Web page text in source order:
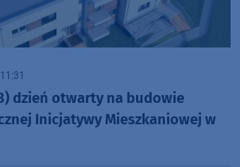
dzień otwarty na budowie
Inicjatywy Mieszkaniowej w